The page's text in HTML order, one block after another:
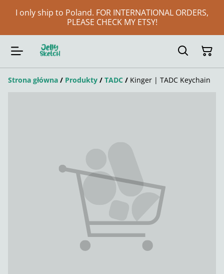
I only ship to Poland. FOR INTERNATIONAL ORDERS,
PLEASE CHECK MY ETSY!
Strona główna / Produkty / TADC / Kinger | TADC Keychain